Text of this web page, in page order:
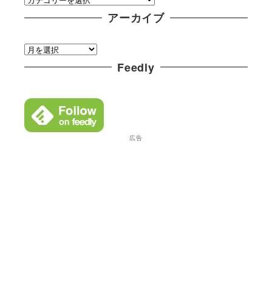
テ
リ
ー
アーカイブ
ア
ー
イ
ブ
Feedly
広告